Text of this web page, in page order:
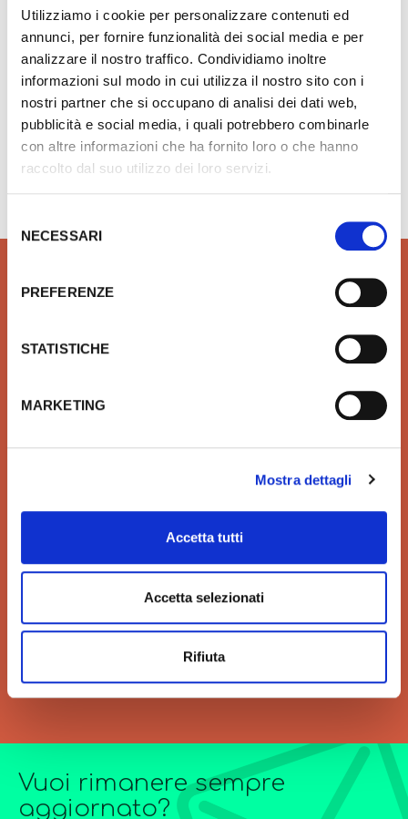
Utilizziamo i cookie per personalizzare contenuti ed
annunci, per fornire funzionalità dei social media e per
analizzare il nostro traffico. Condividiamo inoltre
informazioni sul modo in cui utilizza il nostro sito con i
nostri partner che si occupano di analisi dei dati web,
pubblicità e social media, i quali potrebbero combinarle
con altre informazioni che ha fornito loro o che hanno
raccolto dal suo utilizzo dei loro servizi.
delNECESSARI
PREFERENZE
STATISTICHE
MARKETING
Mostra dettagli
Accetta tutti
Accetta selezionati
Rifiuta
Aggiungi ai preferiti
Hai bisogno di aiuto?info@rubinetteria.com
QUALITÀ
marche in linea con le ultime
SICUREZZA
tua sicurezza a Xpay. Il
sistema più sicuro per
la tua tutela.
regalarti un'esperienza unica
di acquisto.
disposizione per
l’elaborazione di offerte di
forniture particolarmente
complesse.
Vuoi rimanere sempre
aggiornato?